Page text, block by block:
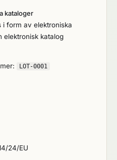
kataloger
i form av elektroniska
elektronisk katalog
LOT-0001
24/EU